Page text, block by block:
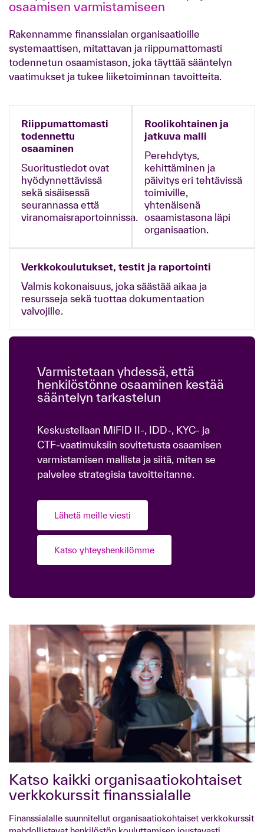
osaamisen varmistamiseen
Rakennamme finanssialan organisaatioille
systemaattisen, mitattavan ja riippumattomasti
todennetun osaamistason, joka täyttää sääntelyn
vaatimukset ja tukee liiketoiminnan tavoitteita.
Riippumattomasti
todennettu
osaaminen
Suoritustiedot ovat
hyödynnettävissä
sekä sisäisessä
seurannassa että
viranomaisraportoinnissa.
Roolikohtainen ja
jatkuva malli
Perehdytys,
kehittäminen ja
päivitys eri tehtävissä
toimiville,
yhtenäisenä
osaamistasona läpi
organisaation.
Verkkokoulutukset, testit ja raportointi
Valmis kokonaisuus, joka säästää aikaa ja
resursseja sekä tuottaa dokumentaation
valvojille.
Varmistetaan yhdessä, että
henkilöstönne osaaminen kestää
sääntelyn tarkastelun
Keskustellaan MiFID II-, IDD-, KYC- ja
CTF-vaatimuksiin sovitetusta osaamisen
varmistamisen mallista ja siitä, miten se
palvelee strategisia tavoitteitanne.
Lähetä meille viesti
Katso yhteyshenkilömme
Katso kaikki organisaatiokohtaiset
verkkokurssit finanssialalle
Finanssialalle suunnitellut organisaatiokohtaiset verkkokurssit